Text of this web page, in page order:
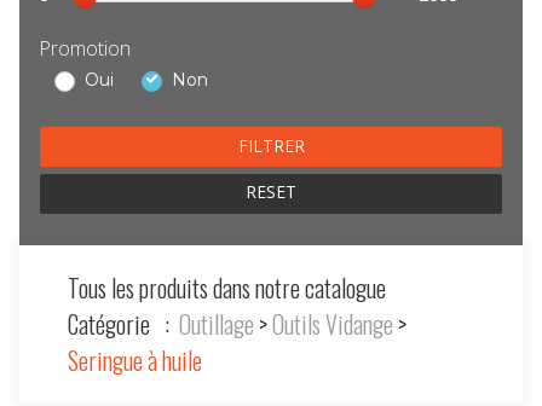
prix
Promotion
Oui Non
RESET
Tous les produits dans notre catalogue
Catégorie : Outillage >Outils Vidange >
Seringue à huile